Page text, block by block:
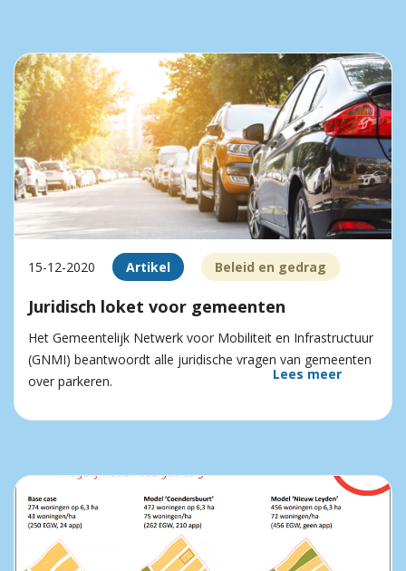
15-12-2020 Artikel Beleid en gedrag
Juridisch loket voor gemeenten
Het Gemeentelijk Netwerk voor Mobiliteit en Infrastructuur
(GNMI) beantwoordt alle juridische vragen van gemeenten
over parkeren.
Lees meer